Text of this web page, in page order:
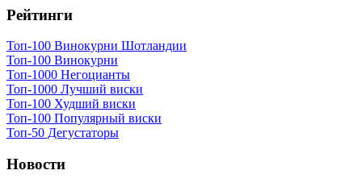
Рейтинги
Топ-100 Винокурни Шотландии
Топ-100 Винокурни
Топ-1000 Негоцианты
Топ-1000 Лучший виски
Топ-100 Худший виски
Топ-100 Популярный виски
Топ-50 Дегустаторы
Новости